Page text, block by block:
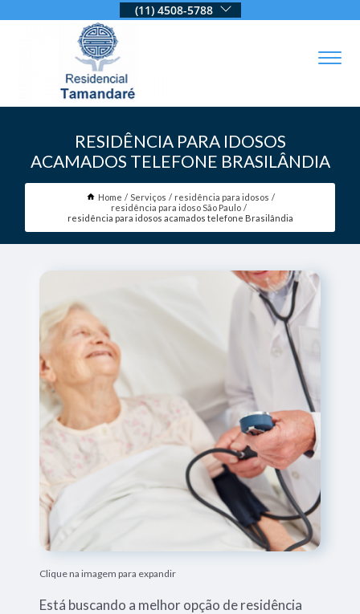
(11) 4508-5788
RESIDÊNCIA PARA IDOSOS
ACAMADOS TELEFONE BRASILÂNDIA
Home Serviços
residência para idosos
residência para idoso São Paulo
residência para idosos acamados telefone Brasilândia
Clique na imagem para expandir
Está buscando a melhor opção de residência